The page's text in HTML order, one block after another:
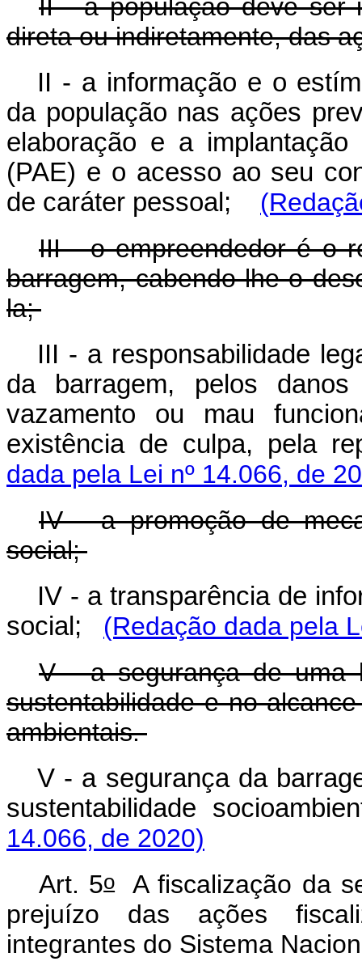
II - a população deve ser
direta ou indiretamente, das
II - a informação e o
da população nas ações
elaboração e a
(PAE) e o acesso ao seu
de caráter pessoal;
III - o empreendedor é o
barragem, cabendo-lhe o
la;
III - a responsabilidade
da barragem, pelos
vazamento ou mau
existência de culpa, pela
dada pela Lei nº 14.066, de
IV - a promoção de
social;
IV - a transparência de
social; (Redação dada pela
V - a segurança de uma
sustentabilidade e no
ambientais.
V - a segurança da
sustentabilidade
14.066, de 2020)
Art. 5oA fiscalização da
prejuízo das ações
integrantes do Sistema